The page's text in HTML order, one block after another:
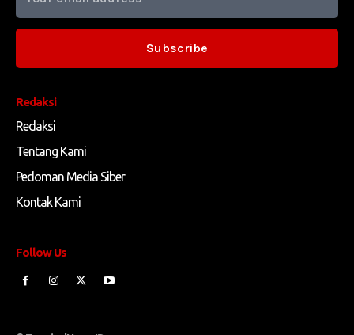
Redaksi
Redaksi
Tentang Kami
Pedoman Media Siber
Kontak Kami
Follow Us
Subscribe